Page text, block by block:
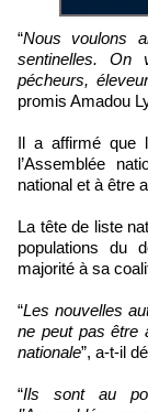
“Nous voulons aller à l’Assemblée nationale pour être des
sentinelles. On
pécheurs,
promis Amadou
Il a affirmé que
l’Assemblée
national et à être
La tête de liste
populations du
majorité à sa
“Les nouvelles
ne peut pas être
nationale”, a-t-il
“Ils sont au